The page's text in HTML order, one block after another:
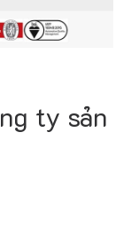
ty sản